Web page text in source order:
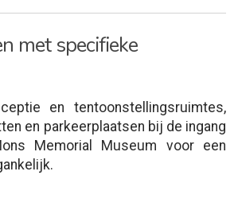
met specifieke
en tentoonstellingsruimtes,
en parkeerplaatsen bij de ingang
Memorial Museum voor een